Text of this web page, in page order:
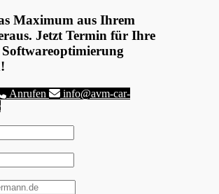
Maximum aus Ihrem
Jetzt Termin für Ihre
Anrufen
info@avm-car-